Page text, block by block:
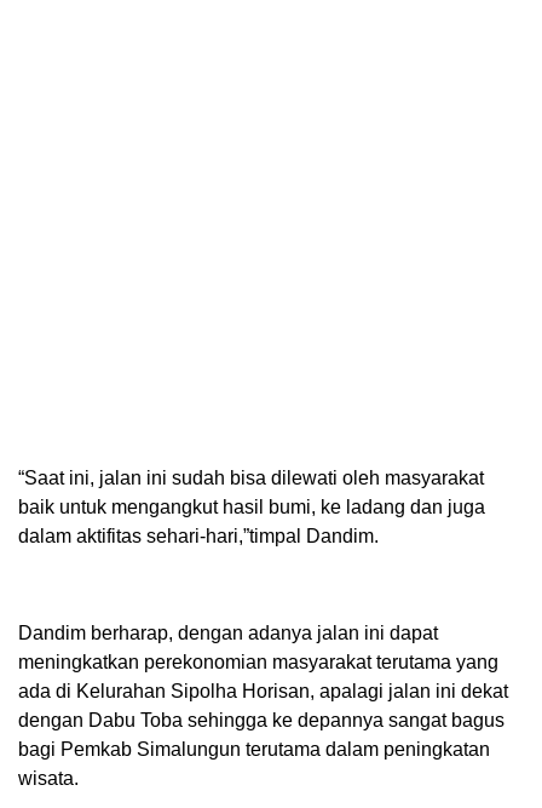
“Saat ini, jalan ini sudah bisa dilewati oleh masyarakat
baik untuk mengangkut hasil bumi, ke ladang dan juga
dalam aktifitas sehari-hari,”timpal Dandim.
Dandim berharap, dengan adanya jalan ini dapat
meningkatkan perekonomian masyarakat terutama yang
ada di Kelurahan Sipolha Horisan, apalagi jalan ini dekat
dengan Dabu Toba sehingga ke depannya sangat bagus
bagi Pemkab Simalungun terutama dalam peningkatan
wisata.